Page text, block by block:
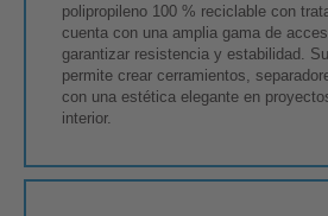
polipropileno 100 % reciclable con
cuenta con una amplia gama de
garantizar resistencia y estabilidad.
permite crear cerramientos,
con una estética elegante en
interior.